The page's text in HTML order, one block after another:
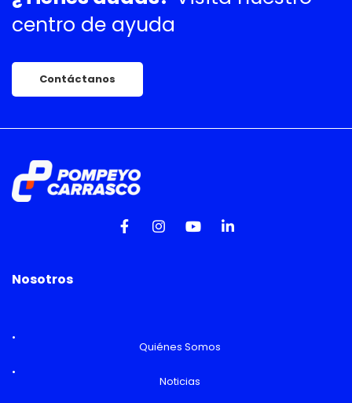
centro de ayuda
Contáctanos
Nosotros
Quiénes Somos
Noticias